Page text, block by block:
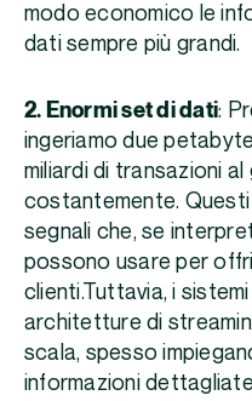
modo economico le
dati sempre più grandi.
2. Enormi set di dati:
ingeriamo due
miliardi di transazioni
costantemente.
segnali che, se
possono usare per
clienti.Tuttavia, i
architetture di
scala, spesso
informazioni